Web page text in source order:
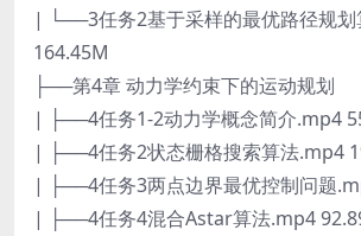
| └──3任务2基于采样的最优路径规
164.45M
├──第4章 动力学约束下的运动规划
| ├──4任务1-2动力学概念简介.mp4
| ├──4任务2状态栅格搜索算法.mp4
| ├──4任务3两点边界最优控制问题
| ├──4任务4混合Astar算法.mp4